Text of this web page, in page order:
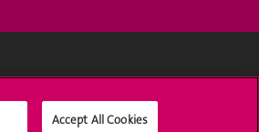
Accept All Cookies